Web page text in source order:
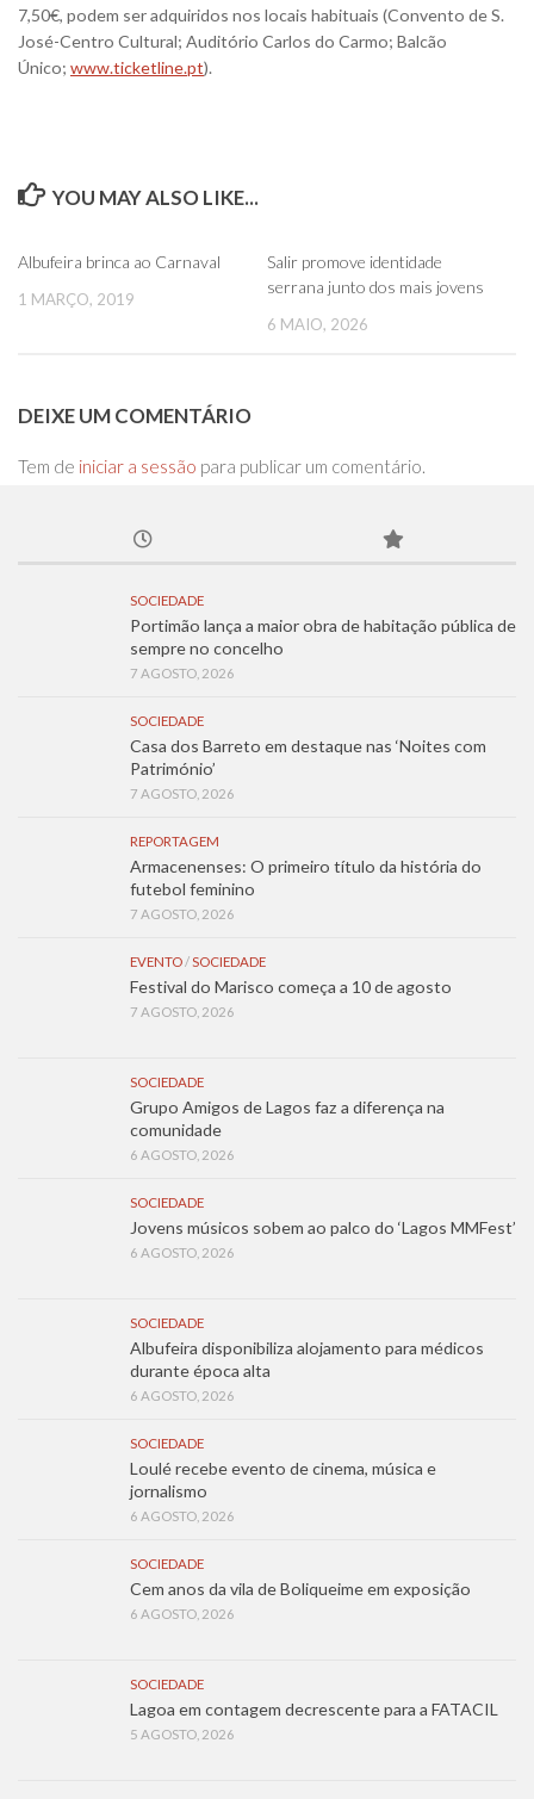
7,50€, podem ser adquiridos nos locais habituais (Convento de S.
José-Centro Cultural; Auditório Carlos do Carmo; Balcão
Único; www.ticketline.pt).
YOU MAY ALSO LIKE...
Albufeira brinca ao Carnaval
1 MARÇO, 2019
Salir promove identidade
serrana junto dos mais jovens
6 MAIO, 2026
DEIXE UM COMENTÁRIO
Tem de iniciar a sessão para publicar um comentário.
SOCIEDADE
Portimão lança a maior obra de habitação pública de
sempre no concelho
7 AGOSTO, 2026
SOCIEDADE
Casa dos Barreto em destaque nas ‘Noites com
Património’
7 AGOSTO, 2026
REPORTAGEM
Armacenenses: O primeiro título da história do
futebol feminino
7 AGOSTO, 2026
EVENTO/SOCIEDADE
Festival do Marisco começa a 10 de agosto
7 AGOSTO, 2026
SOCIEDADE
Grupo Amigos de Lagos faz a diferença na
comunidade
6 AGOSTO, 2026
SOCIEDADE
Jovens músicos sobem ao palco do ‘Lagos MMFest’
6 AGOSTO, 2026
SOCIEDADE
Albufeira disponibiliza alojamento para médicos
durante época alta
6 AGOSTO, 2026
SOCIEDADE
Loulé recebe evento de cinema, música e
jornalismo
6 AGOSTO, 2026
SOCIEDADE
Cem anos da vila de Boliqueime em exposição
6 AGOSTO, 2026
SOCIEDADE
Lagoa em contagem decrescente para a FATACIL
5 AGOSTO, 2026